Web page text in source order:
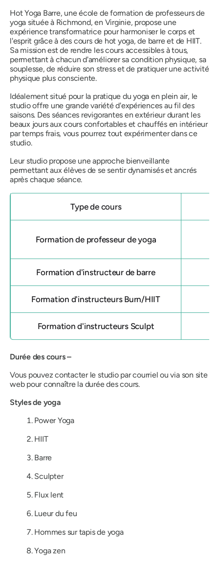
Hot Yoga Barre, une école de formation de professeurs de
yoga située à Richmond, en Virginie, propose une
expérience transformatrice pour harmoniser le corps et
l'esprit grâce à des cours de hot yoga, de barre et de HIIT.
Sa mission est de rendre les cours accessibles à tous,
permettant à chacun d'améliorer sa condition physique, sa
souplesse, de réduire son stress et de pratiquer une activité
physique plus consciente.
Idéalement situé pour la pratique du yoga en plein air, le
studio offre une grande variété d'expériences au fil des
saisons. Des séances revigorantes en extérieur durant les
beaux jours aux cours confortables et chauffés en intérieur
par temps frais, vous pourrez tout expérimenter dans ce
studio.
Leur studio propose une approche bienveillante
permettant aux élèves de se sentir dynamisés et ancrés
après chaque séance.
Type de cours
Formation de professeur de yoga
Formation d'instructeur de barre
Formation d'instructeurs Burn/HIIT
Formation d'instructeurs Sculpt
Durée des cours –
Vous pouvez contacter le studio par courriel ou via son site
web pour connaître la durée des cours.
Styles de yoga
Power Yoga
HIIT
Barre
Sculpter
Flux lent
Lueur du feu
Hommes sur tapis de yoga
Yoga zen